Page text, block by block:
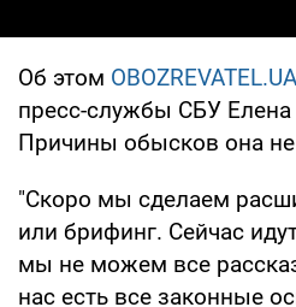
Об этом OBOZREVATEL.UA
пресс-службы СБУ Елена
Причины обысков она
"Скоро мы сделаем
или брифинг. Сейчас
мы не можем все
нас есть все законные